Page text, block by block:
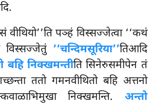
वीथियो’’ति पञ्हं विस्सज्जेत्वा ‘‘कथं
विस्सज्जेतुं ‘‘चन्दिमसूरिया’’तिआदि
बहि निक्खमन्तीति सिनेरुसमीपेन तं
ततो गमनवीथितो बहि अत्तनो
निक्खमन्ति. अन्तो